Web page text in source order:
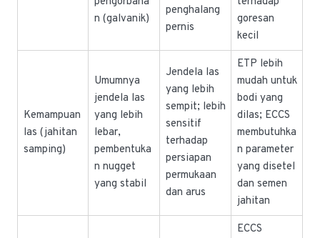
n (galvanik)
penghalang
pernis
goresan
kecil
Kemampuan
las (jahitan
samping)
Umumnya
jendela las
yang lebih
lebar,
pembentuka
n nugget
yang stabil
Jendela las
yang lebih
sempit; lebih
sensitif
terhadap
persiapan
permukaan
dan arus
ETP lebih
mudah untuk
bodi yang
dilas; ECCS
membutuhka
n parameter
yang disetel
dan semen
jahitan
ECCS